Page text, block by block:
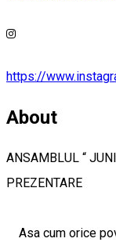
https://
About
ANSAMBLUL “
PREZENTARE
Asa cum orice